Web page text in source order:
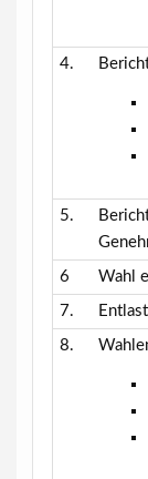
4.
5.
6 Wahl
7.
8.